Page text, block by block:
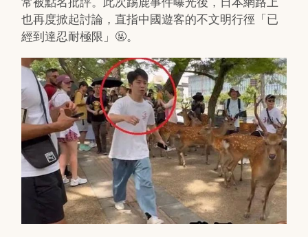
也再度掀起討論，直指中國遊客的不文明行徑「已
經到達忍耐極限」🤬。